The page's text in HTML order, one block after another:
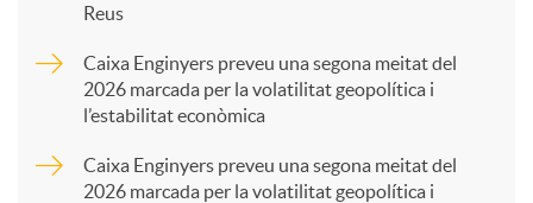
t
Reus
Caixa Enginyers preveu una segona meitat del
2026 marcada per la volatilitat geopolítica i
l’estabilitat econòmica
Caixa Enginyers preveu una segona meitat del
2026 marcada per la volatilitat geopolítica i